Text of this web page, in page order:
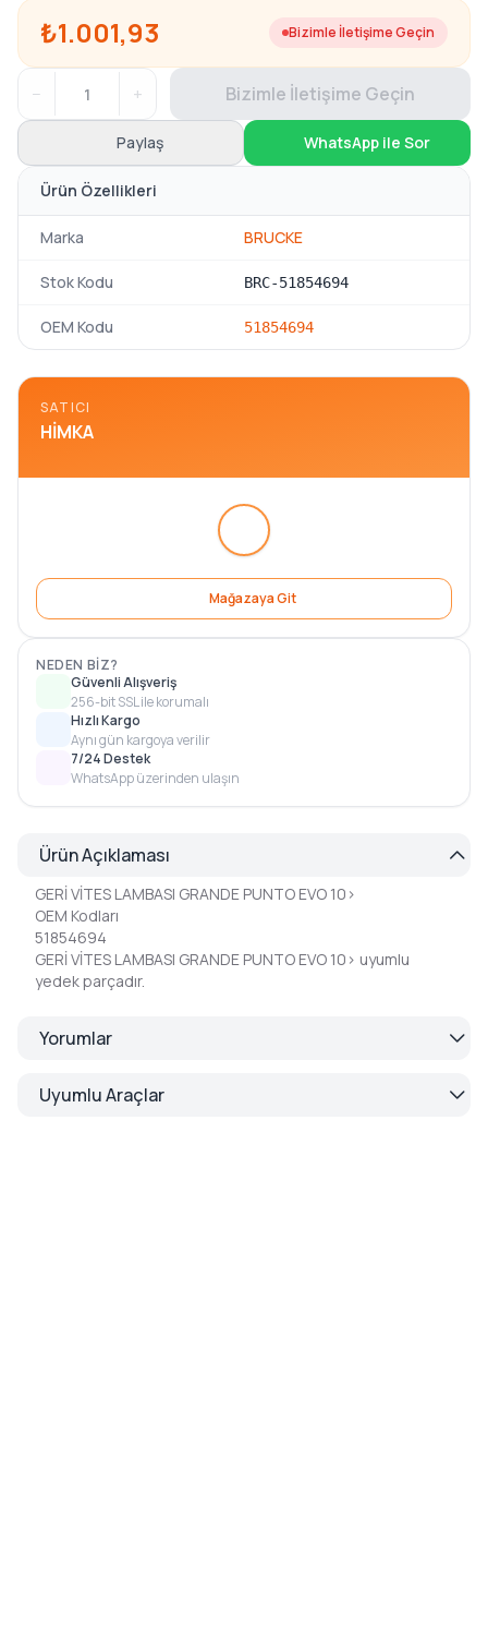
₺1.001,93 Bizimle İletişime Geçin
− + Bizimle İletişime Geçin
Paylaş WhatsApp ile Sor
Ürün Özellikleri
Marka BRUCKE
Stok Kodu BRC-51854694
OEM Kodu 51854694
SATICI
HIMKA
Mağazaya Git
NEDEN BIZ?
Güvenli Alışveriş
256-bit SSL ile korumalı
Hızlı Kargo
Aynı gün kargoya verilir
7/24 Destek
WhatsApp üzerinden ulaşın
Ürün Açıklaması
GERİ VİTES LAMBASI GRANDE PUNTO EVO 10>
OEM Kodları
51854694
GERİ VİTES LAMBASI GRANDE PUNTO EVO 10> uyumlu
yedek parçadır.
Yorumlar
Uyumlu Araçlar